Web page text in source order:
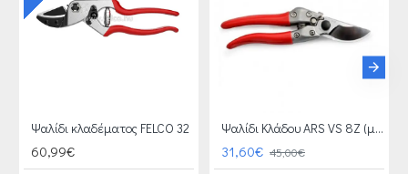
Ψαλίδι κλαδέματος FELCO 32
60,99€
Ψαλίδι Κλάδου ARS VS 8Z (μεσαίο χέρι)+ ΔΩΡΟ ΑΓΡΟΤΙΚΑ ΓΑΝΤΙΑ ΑΞΙΑΣ 4 €
31,60€ 45,00€